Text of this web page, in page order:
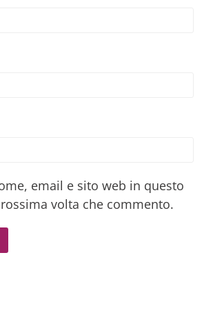
email e sito web in questo
volta che commento.